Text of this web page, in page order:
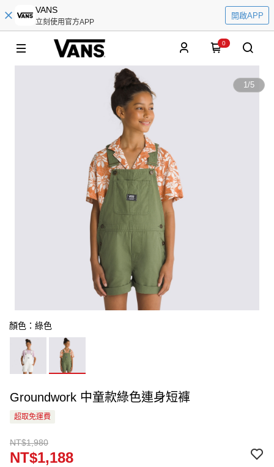
VANS
立刻使用官方APP
開啟APP
0
1/5
顏色：綠色
Groundwork 中童款綠色連身短褲
超取免運費
NT$1,980
NT$1,188